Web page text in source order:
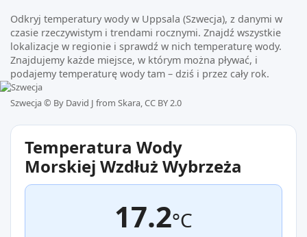
Odkryj temperatury wody w Uppsala (Szwecja), z danymi w
czasie rzeczywistym i trendami rocznymi. Znajdź wszystkie
lokalizacje w regionie i sprawdź w nich temperaturę wody.
Znajdujemy każde miejsce, w którym można pływać, i
podajemy temperaturę wody tam – dziś i przez cały rok.
Szwecja © By David J from Skara, CC BY 2.0
Temperatura Wody
Morskiej Wzdłuż Wybrzeża
17.2°C